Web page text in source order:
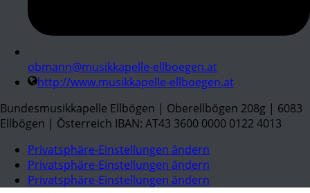
obmann@musikkapelle-ellboegen.at
http://www.musikkapelle-ellboegen.at
Bundesmusikkapelle Ellbögen | Oberellbögen 208g | 6083
Ellbögen | Österreich IBAN: AT43 3600 0000 0122 4013
Privatsphäre-Einstellungen ändern
Privatsphäre-Einstellungen ändern
Privatsphäre-Einstellungen ändern